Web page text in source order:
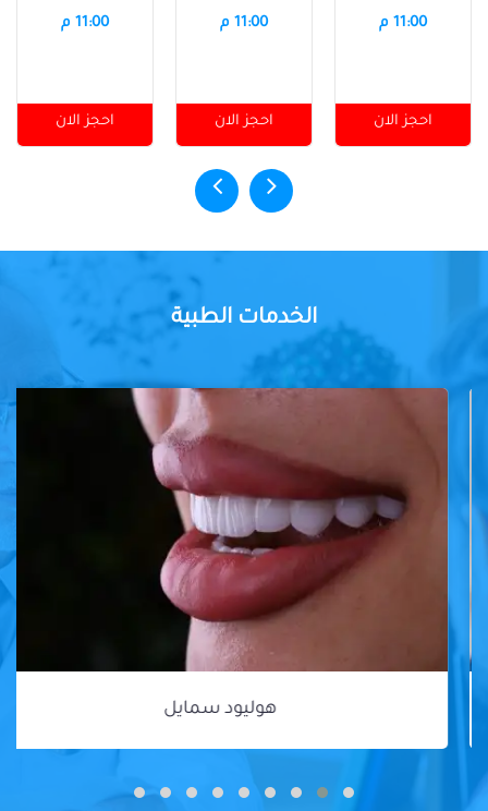
11:00 م
احجز الان
11:00 م
احجز الان
11:00 م
احجز الان
الخدمات الطبية
هوليود سمايل